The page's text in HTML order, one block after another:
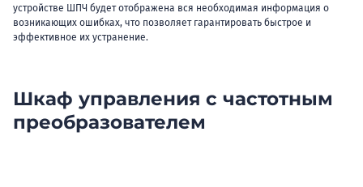
устройстве ШПЧ будет отображена вся необходимая информация о
возникающих ошибках, что позволяет гарантировать быстрое и
эффективное их устранение.
Шкаф управления с частотным
преобразователем